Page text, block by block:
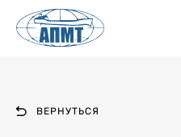
ВЕРНУТЬСЯ